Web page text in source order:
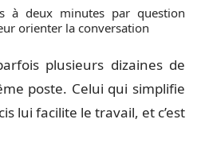
à deux minutes par question
orienter la conversation
plusieurs dizaines de
poste. Celui qui simplifie
lui facilite le travail, et c’est